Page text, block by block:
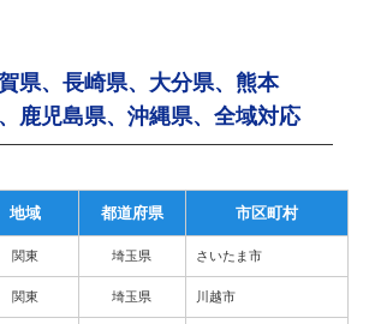
県、長崎県、大分県、熊本
鹿児島県、沖縄県、全域対応
地域 都道府県 市区町村
関東 埼玉県 さいたま市
関東 埼玉県 川越市